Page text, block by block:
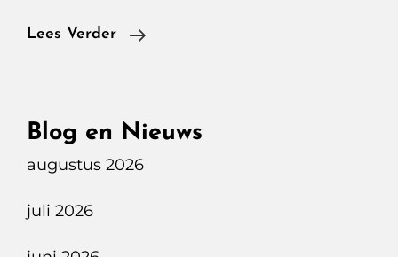
Lees Verder
Donder
Brengt
Blog en Nieuws
augustus 2026
juli 2026